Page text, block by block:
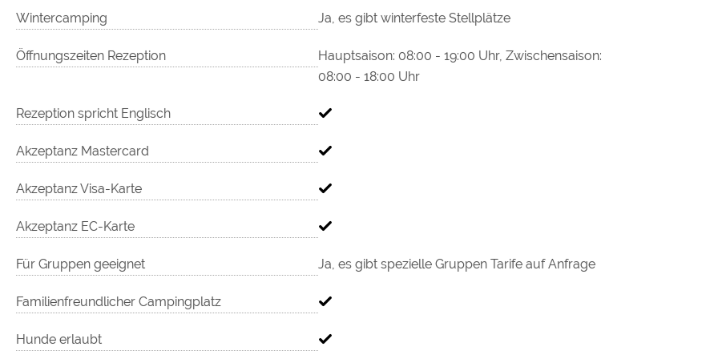
Wintercamping Ja, es gibt winterfeste Stellplätze
Öffnungszeiten Rezeption
Hauptsaison: 08:00 - 19:00 Uhr, Zwischensaison:
08:00 - 18:00 Uhr
Rezeption spricht Englisch
Akzeptanz Mastercard
Akzeptanz Visa-Karte
Akzeptanz EC-Karte
Für Gruppen geeignet Ja, es gibt spezielle Gruppen Tarife auf Anfrage
Familienfreundlicher Campingplatz
Hunde erlaubt